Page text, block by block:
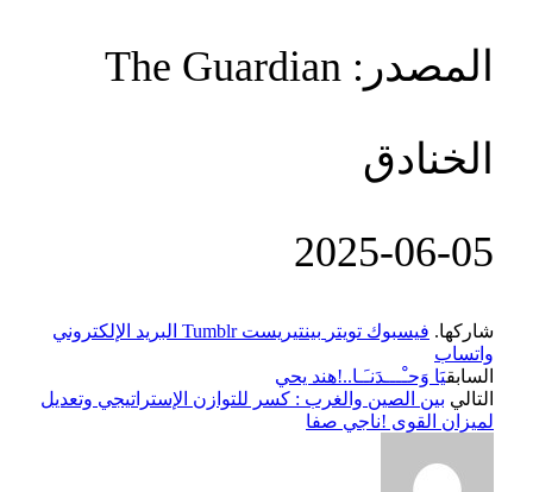
المصدر: The Guardian
الخنادق
‎2025-‎06-‎05
شاركها. فيسبوك تويتر بينتيريست Tumblr البريد الإلكتروني
واتساب
السابقيَا وَحـْـــدَنـَـا..!هند يحي
التالي بين الصين والغرب : كسر للتوازن الإستراتيجي وتعديل
لميزان القوى !ناجي صفا